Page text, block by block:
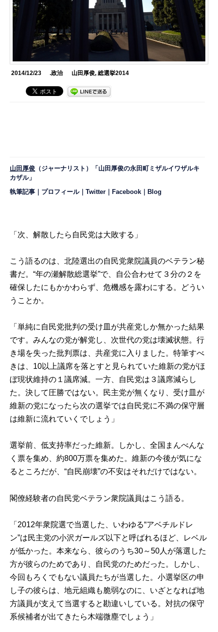
2014/12/23 .政治 山田厚俊, 総選挙2014
山田厚俊 （ジャーナリスト）「山田厚俊の永田町ミザルイワザルキ
カザル」
執筆記事
プロフィール｜Twitter Facebook Blog
「次、解散したら自民党は大敗する」
こう語るのは、北陸選出の自民党衆院議員のベテラン秘
書だ。“年の瀬解散総選挙”で、自公合わせて３分の２を
確保したにもかかわらず、危機感を露わにする。どうい
うことか。
「単純に自民党批判の受け皿が共産党しか無かった結果
です。みんなの党が解党し、次世代の党は壊滅状態。行
き場を失った批判票は、共産党に入りました。特筆すべ
きは、10以上議席を落とすと見られていた維新の党がほ
ぼ現状維持の１議席減。一方、自民党は３議席減らし
た。決して圧勝ではない。民主党が無くなり、受け皿が
維新の党になったら次の選挙では自民党に不満の保守層
は維新に流れていくでしょう」
選挙前、低支持率だった維新。しかし、全国まんべんな
く票を集め、約800万票を集めた。維新の今後が気にな
るところだが、“自民崩壊”の不安はそれだけではない。
閣僚経験者の自民党ベテラン衆院議員はこう語る。
「2012年衆院選で当選した、いわゆる“アベチルドレ
ン”は民主党の小沢ガールズ以下と呼ばれるほど、レベル
が低かった。本来なら、彼らのうち30～50人が落選した
方が彼らのためであり、自民党のためだった。しかし、
今回もろくでもない議員たちが当選した。小選挙区の申
し子の彼らは、地元組織も脆弱なのに、いざとなれば地
方議員が支えて当選すると勘違いしている。対抗の保守
系候補者が出てきたら木端微塵でしょう」